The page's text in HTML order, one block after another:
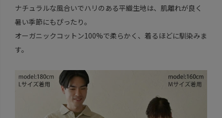
ナチュラルな風合いでハリのある平織生地は、肌離れが良く
暑い季節にもぴったり。
オーガニックコットン100%で柔らかく、着るほどに馴染みま
す。